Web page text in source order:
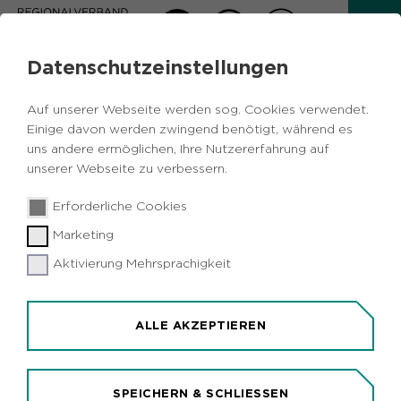
Datenschutzeinstellungen
Auf unserer Webseite werden sog. Cookies verwendet.
Einige davon werden zwingend benötigt, während es
uns andere ermöglichen, Ihre Nutzererfahrung auf
unserer Webseite zu verbessern.
Erforderliche Cookies
Marketing
Aktivierung Mehrsprachigkeit
ALLE AKZEPTIEREN
SPEICHERN & SCHLIESSEN
AKTUELLES
Zurück
Essen
Gala zur Verleihung des Deutschen
Tanzpreises im Essener Aalto-Theater
Essen (idr). Mit einer Tanz-Gala präsentieren sich
am 17. Oktober im Essener Aalto-Theater die
Raimund Hoghe. Der gebürtige Wuppertaler zähle